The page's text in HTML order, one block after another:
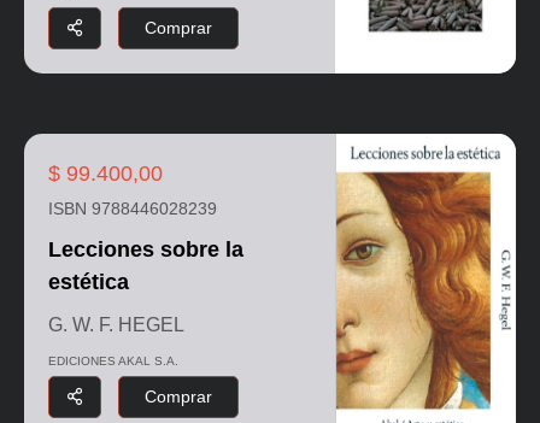
Comprar
$ 99.400,00
ISBN 9788446028239
Lecciones sobre la
estética
G. W. F. HEGEL
EDICIONES AKAL S.A.
Comprar